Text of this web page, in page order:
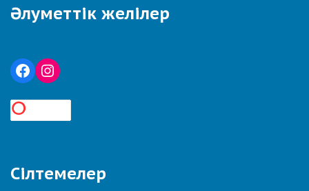
Әлуметтік желілер
Сілтемелер